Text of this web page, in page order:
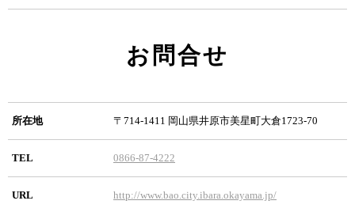
お問合せ
所在地 〒714-1411 岡山県井原市美星町大倉1723-70
TEL 0866-87-4222
URL http://www.bao.city.ibara.okayama.jp/